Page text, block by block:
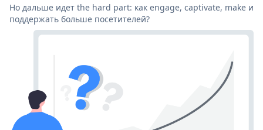
Но дальше идет the hard part: как engage, captivate, make и
поддержать больше посетителей?